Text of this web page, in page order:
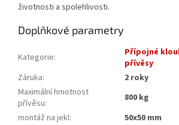
životnosti a spolehlivosti.
Doplňkové parametry
Kategorie:
Přípojné
přívěsy
Záruka:
2 roky
Maximální hmotnost
přívěsu:
800 kg
montáž na jekl:
50x50 mm